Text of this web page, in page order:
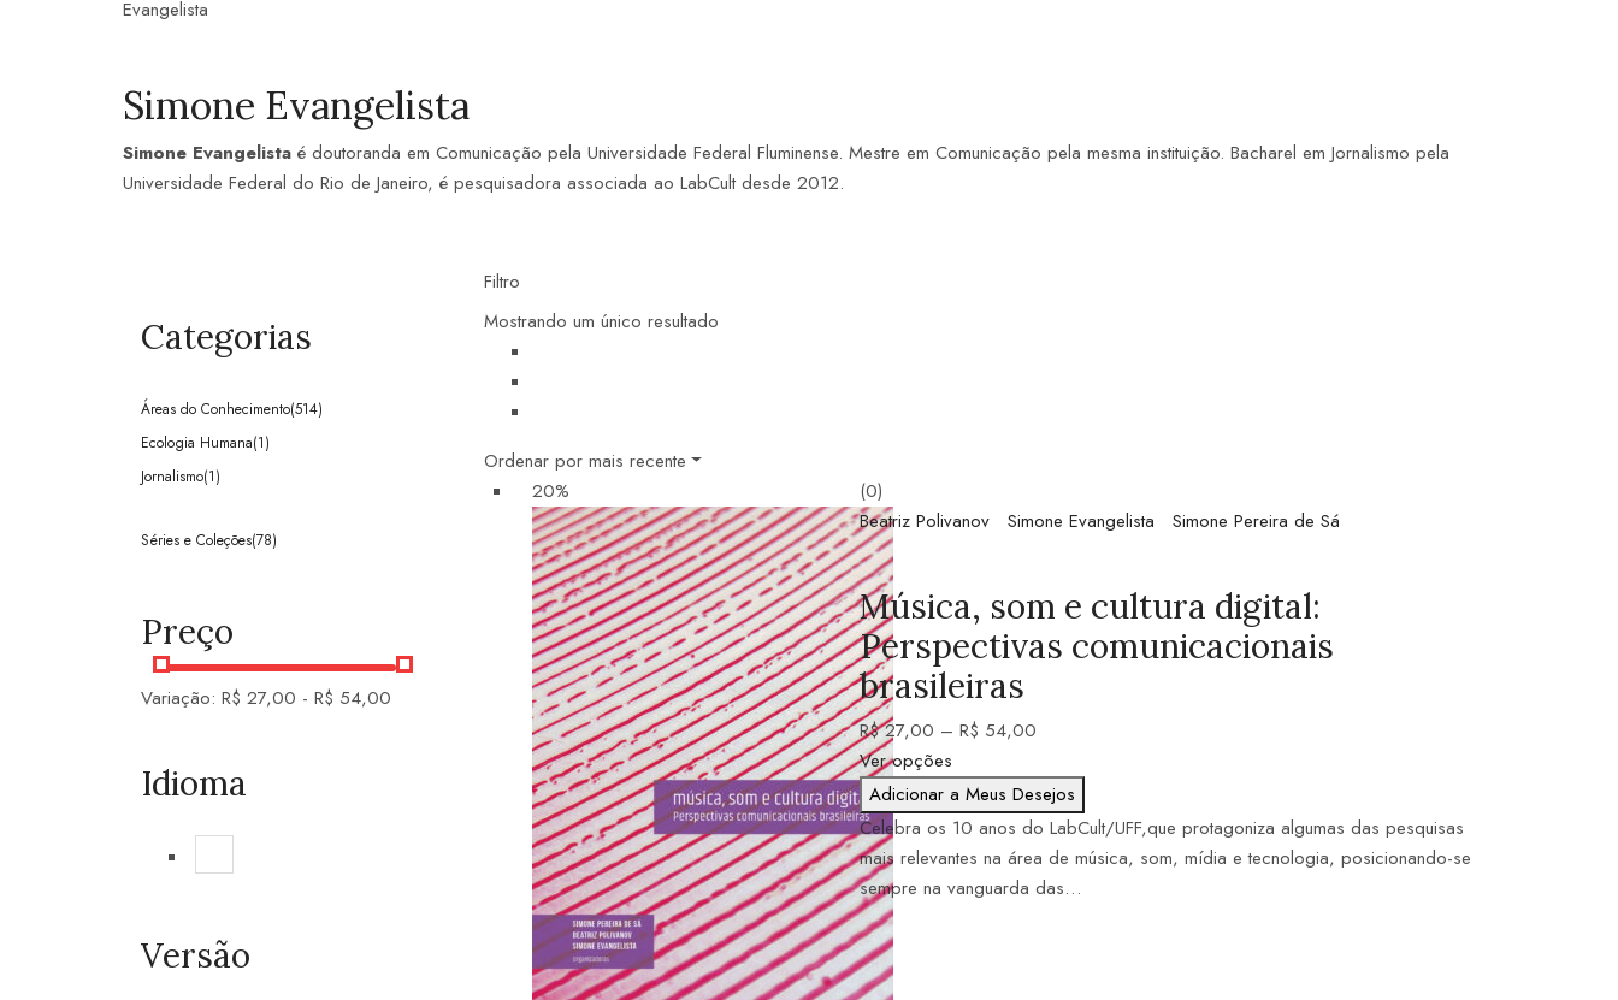
Simone Evangelista
Simone Evangelista é doutoranda em Comunicação pela Universidade Federal Fluminense. Mestre em Comunicação pela mesma instituição. Bacharel em Jornalismo pela
Universidade Federal do Rio de Janeiro, é pesquisadora associada ao LabCult desde 2012.
Categorias
Áreas do Conhecimento(514)
Ecologia Humana(1)
Jornalismo(1)
Séries e Coleções(78)
Preço
Variação: R$ 27,00 - R$ 54,00
Idioma
Versão
Filtro
Mostrando um único resultado
Ordenar por mais recente
20%
(0)
Beatriz Polivanov
Simone Evangelista Simone Pereira de Sá
Música, som e cultura digital:
Perspectivas comunicacionais
brasileiras
R$27,00 – R$ 54,00
Ver opções
Adicionar a Meus Desejos
Celebra os 10 anos do LabCult/UFF,que protagoniza algumas das pesquisas
mais relevantes na área de música, som, mídia e tecnologia, posicionando-se
sempre na vanguarda das…